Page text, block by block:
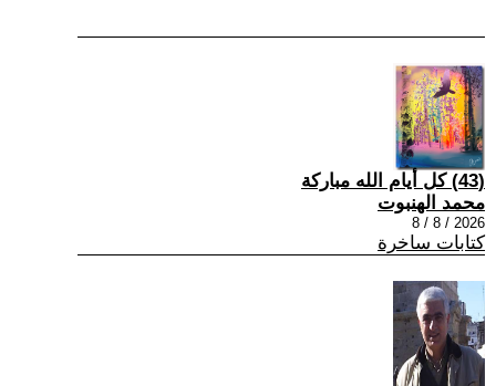
(43) كل أيام الله مباركة
محمد الهنبوت
2026 / 8 / 8
كتابات ساخرة